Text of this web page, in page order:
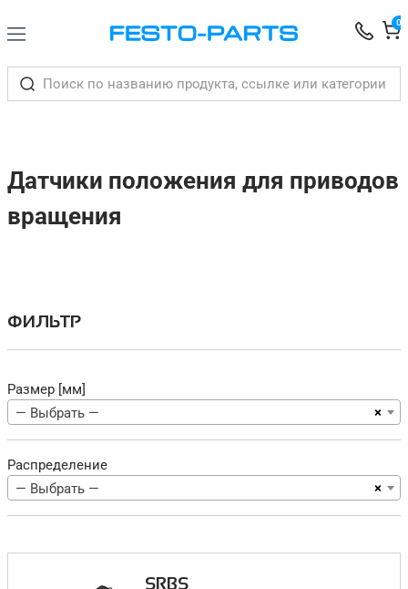
0
Датчики положения для приводов
вращения
ФИЛЬТР
Размер [мм]
×
— Выбрать —
Распределение
×
— Выбрать —
SRBS